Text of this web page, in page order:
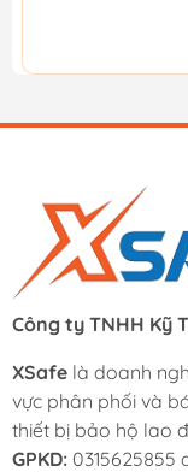
Công ty TNHH Kỹ
XSafe là doanh
vực phân phối và
thiết bị bảo hộ lao
GPKD: